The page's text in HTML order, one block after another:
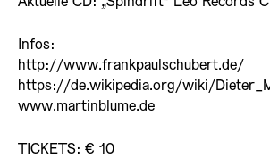
Infos:
http://www.frankpaulschubert.de/
https://de.wikipedia.org/wiki/
www.martinblume.de
TICKETS: € 10